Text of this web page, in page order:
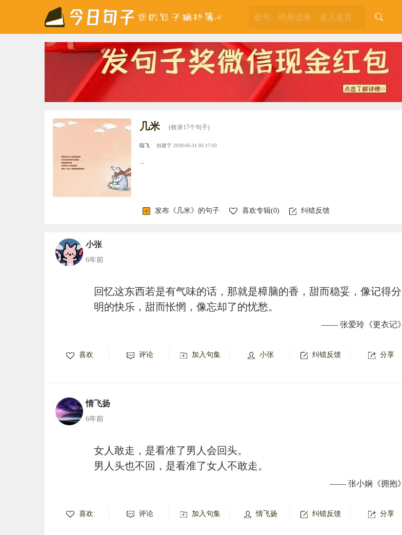
几米 (收录17个句子)
陆飞 创建于 2020-05-31 05:17:03
...
发布《几米》的句子 喜欢专辑(0) 纠错反馈
小张
6年前
回忆这东西若是有气味的话，那就是樟脑的香，甜而稳妥，像记得分
明的快乐，甜而怅惘，像忘却了的忧愁。
—— 张爱玲 《更衣记》
喜欢 评论 加入句集 小张 纠错反馈 分享
情飞扬
6年前
女人敢走，是看准了男人会回头。
男人头也不回，是看准了女人不敢走。
—— 张小娴 《拥抱》
喜欢 评论 加入句集 情飞扬 纠错反馈 分享